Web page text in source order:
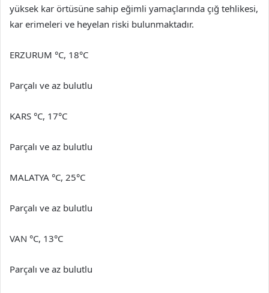
yüksek kar örtüsüne sahip eğimli yamaçlarında çığ tehlikesi,
kar erimeleri ve heyelan riski bulunmaktadır.
ERZURUM °C, 18°C
Parçalı ve az bulutlu
KARS °C, 17°C
Parçalı ve az bulutlu
MALATYA °C, 25°C
Parçalı ve az bulutlu
VAN °C, 13°C
Parçalı ve az bulutlu